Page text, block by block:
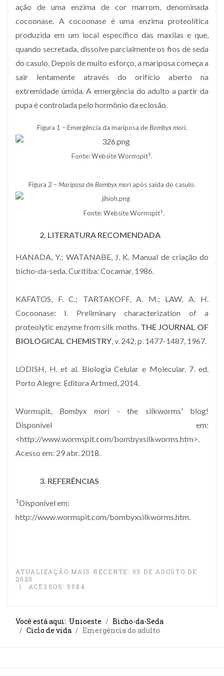
ação de uma enzima de cor marrom, denominada
cocoonase. A cocoonase é uma enzima proteolítica
produzida em um local específico das maxilas e que,
quando secretada, dissolve parcialmente os fios de seda
do casulo. Depois de muito esforço, a mariposa começa a
sair lentamente através do orifício aberto na
extremidade úmida. A emergência do adulto a partir da
pupa é controlada pelo hormônio da eclosão.
Figura 1 – Emergência da mariposa deBombyx mori.
Fonte: Website Wormspit1.
Figura 2 –Mariposa deBombyx mori após saída do casulo.
Fonte: Website Wormspit1.
2. LITERATURA RECOMENDADA
HANADA, Y.; WATANABE, J. K. Manual de criação do
bicho-da-seda. Curitiba: Cocamar, 1986.
KAFATOS, F. C.; TARTAKOFF, A. M.; LAW, A. H.
Cocoonase: I. Preliminary characterization of a
proteolytic enzyme from silk moths. THE JOURNAL OF
BIOLOGICAL CHEMISTRY, v. 242, p. 1477-1487, 1967.
LODISH, H. et al. Biologia Celular e Molecular. 7. ed.
Porto Alegre: Editora Artmed, 2014.
Wormspit, Bombyx mori - the silkworms' blog!
Disponível em:
<http://www.wormspit.com/bombyxsilkworms.htm>.
Acesso em: 29 abr. 2018.
3. REFERÊNCIAS
1Disponível em:
http://www.wormspit.com/bombyxsilkworms.htm.
ATUALIZAÇÃO MAIS RECENTE: 05 DE AGOSTO DE
2020
ACESSOS: 5584
Você está aqui: Unioeste
Bicho-da-Seda
Ciclo de vida
Emergência do adulto